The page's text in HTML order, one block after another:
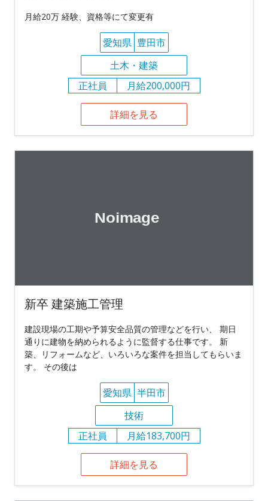
月給20万 経験、資格等にて変更有
愛知県 豊田市
土木・建築
正社員
月給200,000円
詳細を見る
新卒 建築施工管理
建設現場の工期や予算安全品質の管理などを行い、 期日
通りに建物を納められるように監督する仕事です。 新
築、リフォームなど、いろいろな案件を担当してもらいま
す。 その後は
愛知県 半田市
技術
正社員
月給183,700円
詳細を見る